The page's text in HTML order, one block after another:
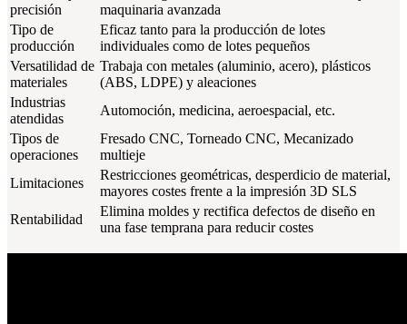
precisión
maquinaria avanzada
Tipo de
producción
Eficaz tanto para la producción de lotes
individuales como de lotes pequeños
Versatilidad de
materiales
Trabaja con metales (aluminio, acero), plásticos
(ABS, LDPE) y aleaciones
Industrias
atendidas
Automoción, medicina, aeroespacial, etc.
Tipos de
operaciones
Fresado CNC, Torneado CNC, Mecanizado
multieje
Limitaciones
Restricciones geométricas, desperdicio de material,
mayores costes frente a la impresión 3D SLS
Rentabilidad
Elimina moldes y rectifica defectos de diseño en
una fase temprana para reducir costes